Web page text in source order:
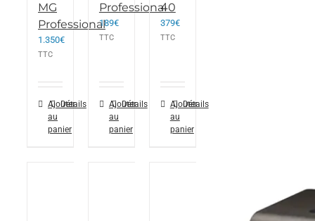
MG
Professional
1.350€
TTC
Ajouter
au
panier
Détails
Professional
189€
TTC
Ajouter
au
panier
Détails
40
379€
TTC
Ajouter
au
panier
Détails